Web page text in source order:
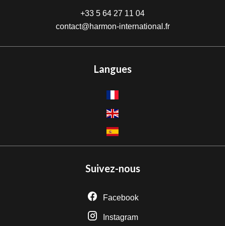
+33 5 64 27 11 04
contact@harmon-international.fr
Langues
Suivez-nous
Facebook
Instagram